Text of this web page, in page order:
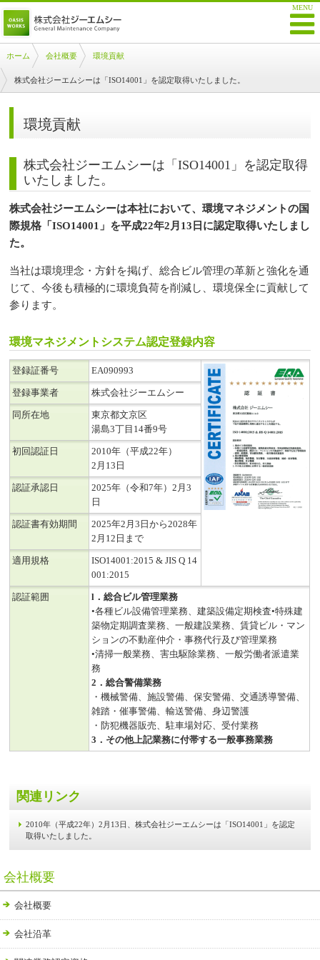
ホーム 会社概要 環境貢献
株式会社ジーエムシーは「ISO14001」を認定取得いたしました。
環境貢献
株式会社ジーエムシーは「ISO14001」を認定取得
いたしました。
株式会社ジーエムシーは本社において、環境マネジメントの国
際規格「ISO14001」を平成22年2月13日に認定取得いたしまし
た。
当社は環境理念・方針を掲げ、総合ビル管理の革新と強化を通
じて、今後も積極的に環境負荷を削減し、環境保全に貢献して
参ります。
環境マネジメントシステム認定登録内容
登録証番号 EA090993
登録事業者 株式会社ジーエムシー
同所在地
東京都文京区
湯島3丁目14番9号
初回認証日
2010年（平成22年）
2月13日
認証承認日
2025年（令和7年）2月3
日
認証書有効期間
2025年2月3日から2028年
2月12日まで
適用規格
ISO14001:2015 & JIS Q 14
001:2015
認証範囲
l．総合ビル管理業務
•各種ビル設備管理業務、建築設備定期検査•特殊建
築物定期調査業務、一般建設業務、賃貸ビル・マン
ションの不動産仲介・事務代行及び管理業務
•清掃一般業務、害虫駆除業務、一般労働者派遣業
務
2．総合警備業務
・機械警備、施設警備、保安警備、交通誘導警備、
雑踏・催事警備、輸送警備、身辺警護
・防犯機器販売、駐車場対応、受付業務
3．その他上記業務に付帯する一般事務業務
関連リンク
2010年（平成22年）2月13日、株式会社ジーエムシーは「ISO14001」を認定
取得いたしました。
会社概要
会社概要
会社沿革